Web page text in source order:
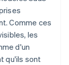
Comme ces
les
d'un
qu'ils sont